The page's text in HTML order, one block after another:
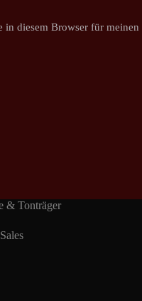
in diesem Browser für meinen
& Tonträger